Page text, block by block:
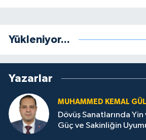
Yükleniyor...
Yazarlar
MUHAMMED KEMAL
Dövüş Sanatlarında
Güç ve Sakinliğin